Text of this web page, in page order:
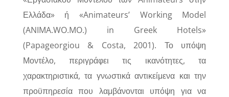
Ελλάδα» ή «Animateurs’ Working Model
(ANIMA.WO.MO.) in Greek Hotels»
(Papageorgiou & Costa, 2001). Το υπόψη
Μοντέλο, περιγράφει τις ικανότητες, τα
χαρακτηριστικά, τα γνωστικά αντικείμενα και την
προϋπηρεσία που λαμβάνονται υπόψη για να